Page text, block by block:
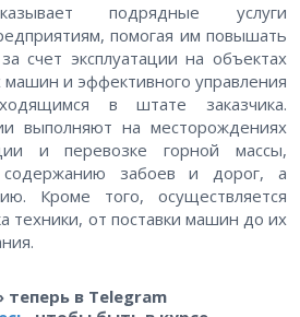
подрядные услуги
помогая им повышать
счет эксплуатации на объектах
машин и эффективного управления
в штате заказчика.
выполняют на месторождениях
и перевозке горной массы,
содержанию забоев и дорог, а
Кроме того, осуществляется
техники, от поставки машин до их
теперь в Telegram